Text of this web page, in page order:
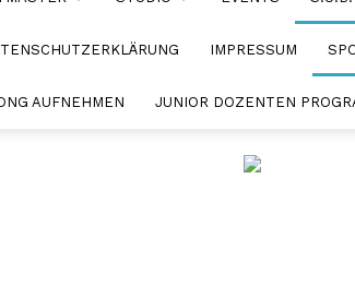
IMPRESSUM
AUFNEHMEN JUNIOR DOZENTEN